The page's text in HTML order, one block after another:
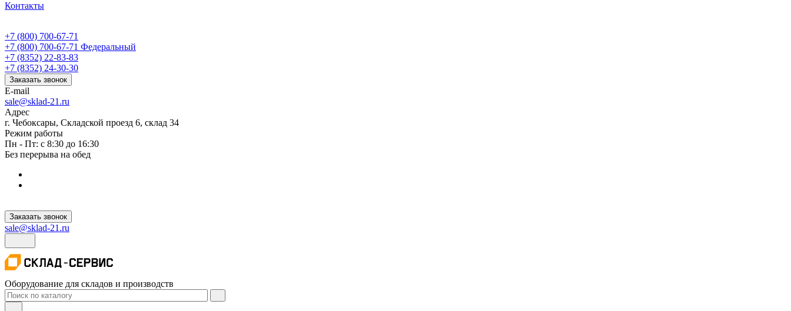
Контакты
+7 (800) 700-67-71
+7 (800) 700-67-71 Федеральный
+7 (8352) 22-83-83
+7 (8352) 24-30-30
Заказать звонок
E-mail
sale@sklad-21.ru
Адрес
г. Чебоксары, Складской проезд 6, склад 34
Режим работы
Пн - Пт: с 8:30 до 16:30
Без перерыва на обед
Заказать звонок
sale@sklad-21.ru
Оборудование для складов и производств